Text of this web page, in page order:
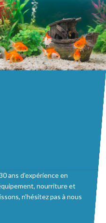
ans d'expérience en
nourriture et
n'hésitez pas à nous